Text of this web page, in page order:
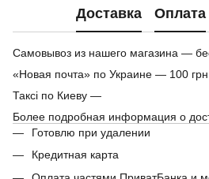
Доставка Оплата
Самовывоз из нашего магазина —
«Новая почта» по Украине — 100 грн.
Таксі по Киеву —
Более подробная информация о
Готовлю при удалении
Кредитная карта